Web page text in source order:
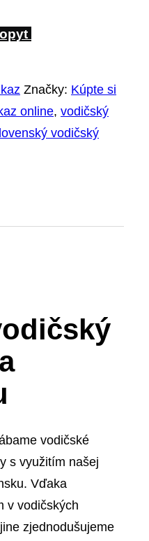
Značky: Kúpte si
online, vodičský
vodičský
vodičské
s využitím našej
Vďaka
v vodičských
zjednodušujeme